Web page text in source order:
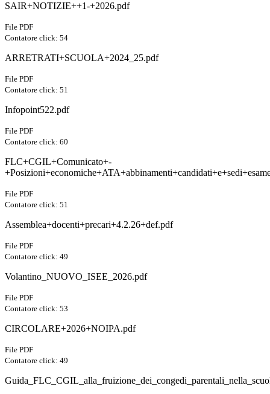
SAIR+NOTIZIE++1-+2026.pdf
File PDF
Contatore click: 54
ARRETRATI+SCUOLA+2024_25.pdf
File PDF
Contatore click: 51
Infopoint522.pdf
File PDF
Contatore click: 60
FLC+CGIL+Comunicato+-
File PDF
Contatore click: 51
Assemblea+docenti+precari+4.2.26+def.pdf
File PDF
Contatore click: 49
Volantino_NUOVO_ISEE_2026.pdf
File PDF
Contatore click: 53
CIRCOLARE+2026+NOIPA.pdf
File PDF
Contatore click: 49